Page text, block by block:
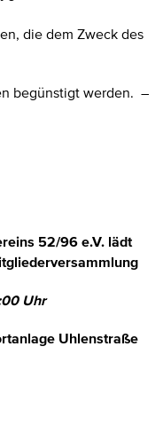
die dem Zweck des
begünstigt werden. –
52/96 e.V. lädt
Uhr
Uhlenstraße